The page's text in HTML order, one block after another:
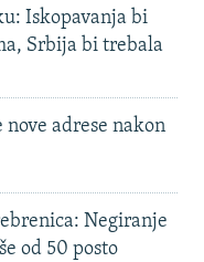
Iskopavanja bi
Srbija bi trebala
nove adrese nakon
Negiranje
od 50 posto